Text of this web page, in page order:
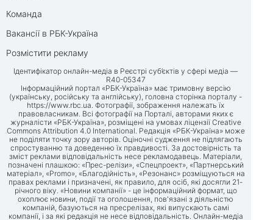
Команда
Вакансії в РБК-Україна
Розмістити рекламу
Ідентифікатор онлайн-медіа в Реєстрі суб’єктів у сфері медіа —
R40-05347
Інформаційний портал «РБК-Україна» має тримовну версію
(українську, російську та англійську), головна сторінка порталу -
https://www.rbc.ua. Фотографії, зображення належать їх
правовласникам. Всі фотографії на Порталі, авторами яких є
журналісти «РБК-Україна», розміщені на умовах ліцензії Creative
Commons Attribution 4.0 International. Редакція «РБК-Україна» може
не поділяти точку зору авторів. Оціночні судження не підлягають
спростуванню та доведенню їх правдивості. За достовірність та
зміст реклами відповідальність несе рекламодавець. Матеріали,
позначені плашкою: «Прес-релізи», «Спецпроект», «Партнерський
матеріал», «Promo», «Благодійність», «Резонанс» розміщуються на
правах реклами і призначені, як правило, для осіб, які досягли 21-
річного віку. «Новини компанії» - це інформаційний формат, що
охоплює новини, події та оголошення, пов'язані з діяльністю
компаній, базуються на пресрелізах, які випускають самі
компанії, і за які редакція не несе відповідальність. Онлайн-медіа